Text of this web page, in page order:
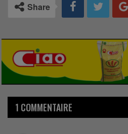
Share
1 COMMENTAIRE